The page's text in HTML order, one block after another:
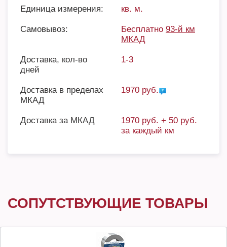
Единица измерения: кв. м.
Самовывоз: Бесплатно 93-й км
МКАД
Доставка, кол-во
дней
1-3
Доставка в пределах
МКАД
1970 руб.
Доставка за МКАД
1970 руб. + 50 руб.
за каждый км
СОПУТСТВУЮЩИЕ ТОВАРЫ